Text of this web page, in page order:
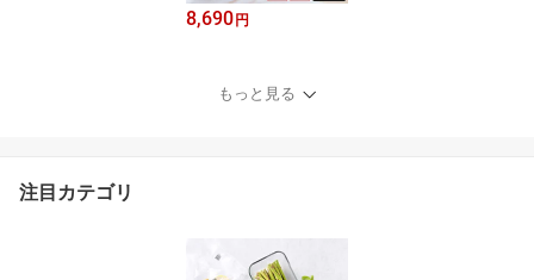
8,690円
もっと見る
注目カテゴリ